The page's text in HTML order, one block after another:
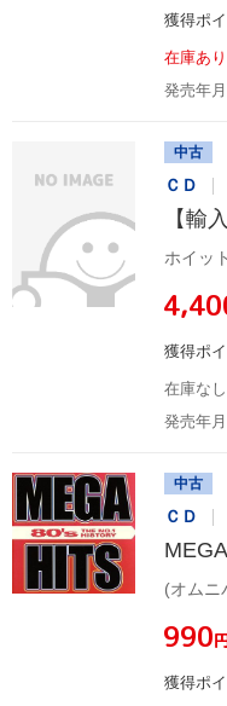
獲得ポ
在庫あり
発売年
中古
ＣＤ
【輸
ホイッ
獲得ポ
在庫なし
発売年
中古
ＣＤ
¥990
獲得ポ